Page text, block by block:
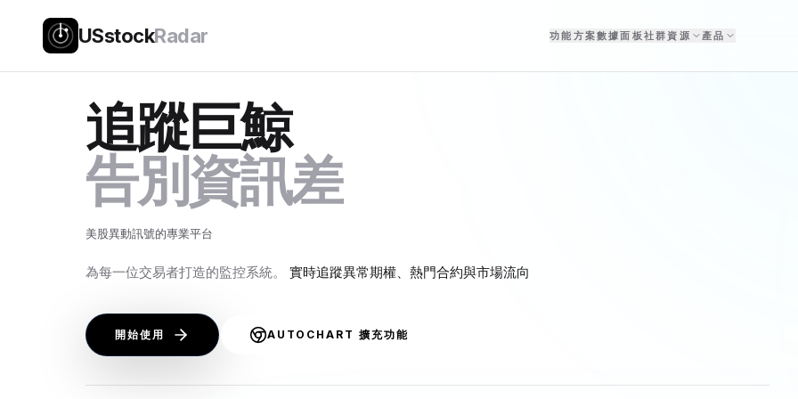
USstockRadar 功能 方案數據面板 社群 資源 產品
追蹤巨鯨
告別資訊差
美股異動訊號的專業平台
為每一位交易者打造的監控系統。 實時追蹤異常期權、熱門合約與市場流向
開始使用 AUTOCHART 擴充功能